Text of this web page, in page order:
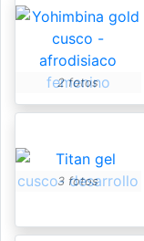
2 fotos
3 fotos